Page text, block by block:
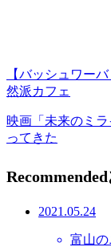
【バッシュワー
然派カフェ
映画「未来のミ
ってきた
Recommended
2021.05.24
富山の